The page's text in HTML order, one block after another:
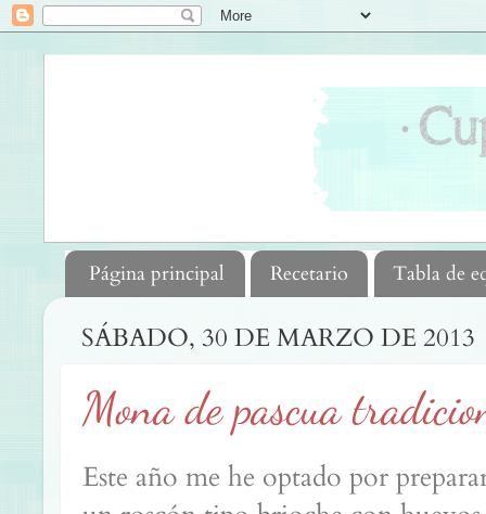
Página principal Recetario Tabla de
SÁBADO, 30 DE MARZO DE 2013
Mona de pascua
Este año me he optado por